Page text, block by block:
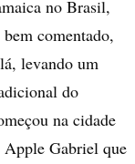
no Brasil,
comentado,
levando um
do
na cidade
Apple Gabriel que